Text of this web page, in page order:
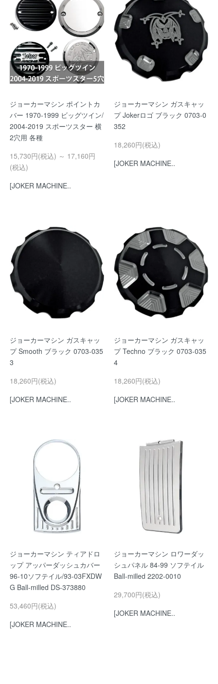
ジョーカーマシン ポイントカ
バー 1970-1999 ビッグツイン/
2004-2019 スポーツスター 横
2穴用 各種
15,730円(税込) ～ 17,160円
(税込)
[JOKER MACHINE..
ジョーカーマシン ガスキャッ
プ Jokerロゴ ブラック 0703-0
352
18,260円(税込)
[JOKER MACHINE..
ジョーカーマシン ガスキャッ
プ Smooth ブラック 0703-035
3
18,260円(税込)
[JOKER MACHINE..
ジョーカーマシン ガスキャッ
プ Techno ブラック 0703-035
4
18,260円(税込)
[JOKER MACHINE..
ジョーカーマシン ティアドロ
ップ アッパーダッシュカバー
96-10ソフテイル/93-03FXDW
G Ball-milled DS-373880
53,460円(税込)
[JOKER MACHINE..
ジョーカーマシン ロワーダッ
シュパネル 84-99 ソフテイル
Ball-milled 2202-0010
29,700円(税込)
[JOKER MACHINE..